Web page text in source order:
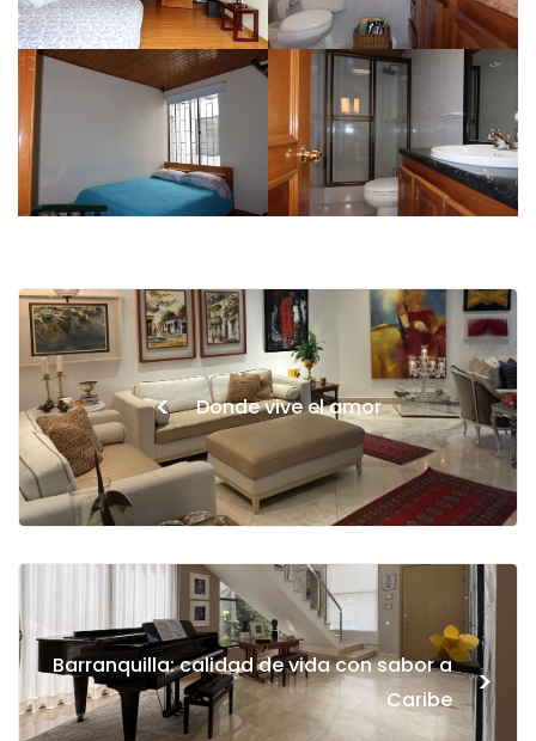
< Donde vive el amor
Barranquilla: calidad de vida con sabor a
Caribe
>